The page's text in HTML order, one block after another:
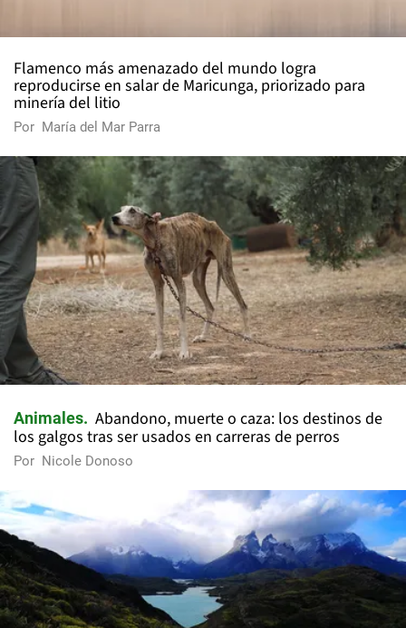
Flamenco más amenazado del mundo logra
reproducirse en salar de Maricunga, priorizado para
minería del litio
Por María del Mar Parra
Animales
Abandono, muerte o caza: los destinos de
los galgos tras ser usados en carreras de perros
Por Nicole Donoso